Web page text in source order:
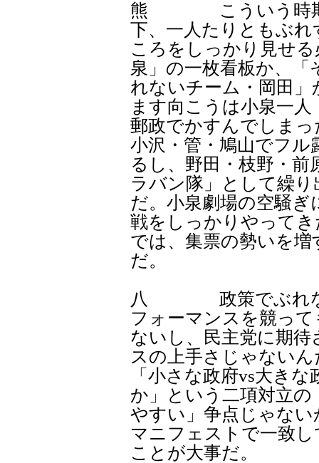
熊 こういう時期だ
下、一人たりともぶれ
ころをしっかり見せ
泉」の一枚看板か、「
れないチーム・岡田
ます向こうは小泉一人
郵政でかすんでしま
小沢・管・鳩山でフル
るし、野田・枝野・
ラバン隊」として繰り
だ。小泉劇場の空騒
戦をしっかりやって
では、集票の勢いを
だ。
八 政策でぶれない
フォーマンスを競って
ないし、民主党に期
スの上手さじゃない
「小さな政府vs大き
か」という二項対立の
やすい」争点じゃな
マニフェストで一致
ことが大事だ。